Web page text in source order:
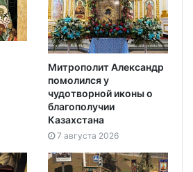
Митрополит Александр
помолился у
чудотворной иконы о
благополучии
Казахстана
7 августа 2026